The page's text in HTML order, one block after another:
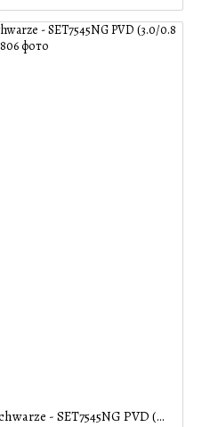
Кухонная мойка Kroner KRP Schwarze - SET7545NG PVD (3.0/0.8 мм)